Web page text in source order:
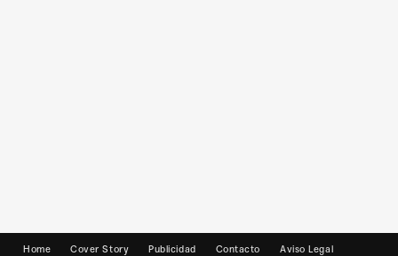
Home Cover Story Publicidad Contacto Aviso Legal